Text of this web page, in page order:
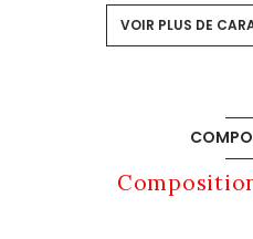
1 salle(s) d'eau
Chauffage individuel :
VOIR PLUS DE